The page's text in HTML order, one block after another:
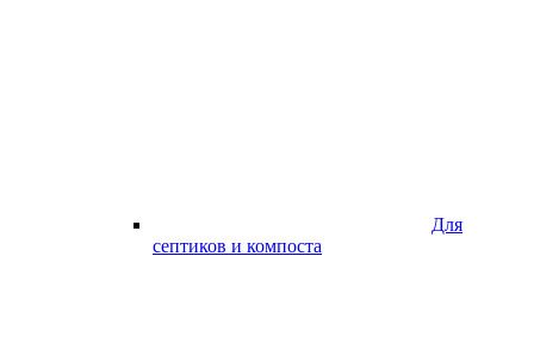
Для
септиков и компоста